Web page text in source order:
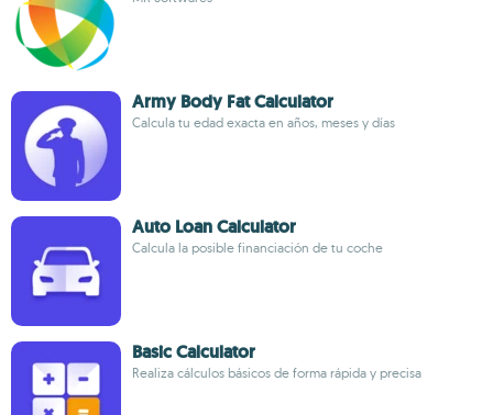
Army Body Fat Calculator
Calcula tu edad exacta en años, meses y días
Auto Loan Calculator
Calcula la posible financiación de tu coche
Basic Calculator
Realiza cálculos básicos de forma rápida y precisa